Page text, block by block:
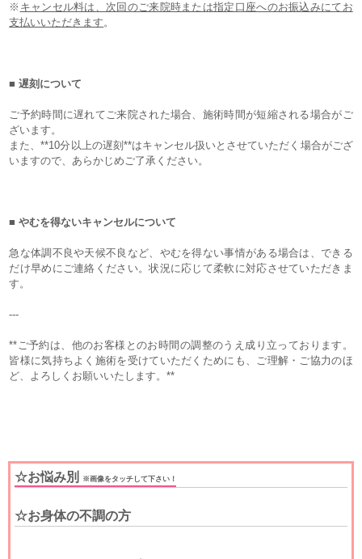
※ キャンセル料は、次回のご来院時または指定口座へのお振込みにてお
支払いいただきます。
■ 遅刻について
ご予約時間に遅れてご来院された場合、施術時間が短縮される場合がご
ざいます。
また、**10分以上の遅刻**はキャンセル扱いとさせていただく場合がござ
いますので、あらかじめご了承ください。
■ やむを得ないキャンセルについて
急な体調不良や天候不良など、やむを得ない事情がある場合は、できる
だけ早めにご連絡ください。状況に応じて柔軟に対応させていただきま
す。
---
**ご予約は、他のお客様とのお時間の調整のうえ成り立っております。
皆様に気持ちよく施術を受けていただくためにも、ご理解・ご協力のほ
ど、よろしくお願いいたします。**
☆お悩み別 ※画像をタッチして下さい！
☆お身体の不調の方